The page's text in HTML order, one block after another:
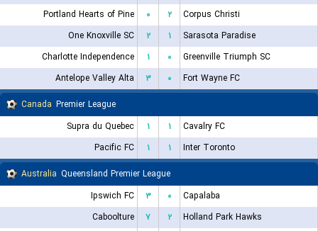
Portland Hearts of Pine
۰ ۲
Corpus Christi
One Knoxville SC
۲ ۱
Sarasota Paradise
Charlotte Independence
۱ ۰
Greenville Triumph SC
Antelope Valley Alta
۳ ۰
Fort Wayne FC
Canada Premier League
Supra du Quebec
۱ ۱
Cavalry FC
Pacific FC
۱ ۱
Inter Toronto
Australia Queensland Premier League
Ipswich FC
۳ ۰
Capalaba
Caboolture
۷ ۲
Holland Park Hawks